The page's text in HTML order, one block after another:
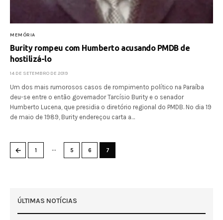
MEMÓRIA
Burity rompeu com Humberto acusando PMDB de
hostilizá-lo
14 DE SETEMBRO DE 2019
Um dos mais rumorosos casos de rompimento político na Paraíba
deu-se entre o então governador Tarcísio Burity e o senador
Humberto Lucena, que presidia o diretório regional do PMDB. No dia 19
de maio de 1989, Burity endereçou carta a…
← 1 … 5 6 7
ÚLTIMAS NOTÍCIAS